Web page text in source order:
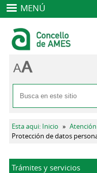
MENÚ
Formulario de
Buscar
Se encuentra usted
Esta aqui: Inicio »
Protección de datos
Trámites y servicios